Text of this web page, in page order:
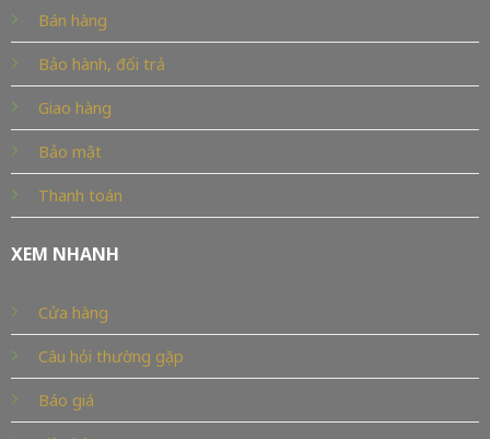
Bán hàng
Bảo hành, đổi trả
Giao hàng
Bảo mật
Thanh toán
XEM NHANH
Cửa hàng
Câu hỏi thường gặp
Báo giá